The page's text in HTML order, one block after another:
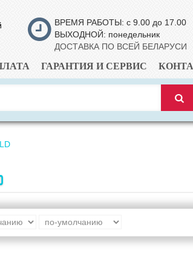
ВРЕМЯ РАБОТЫ: с 9.00 до 17.00
ВЫХОДНОЙ: понедельник
ДОСТАВКА ПО ВСЕЙ БЕЛАРУСИ
ГАРАНТИЯ И СЕРВИС